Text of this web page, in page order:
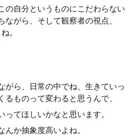
の自分というものにこだわらない
ながら、そして観察者の視点、
。
がら、日常の中でね、生きていっ
るものって変わると思うんで、
ってほしいかなと思います。
か抽象度高いよね。